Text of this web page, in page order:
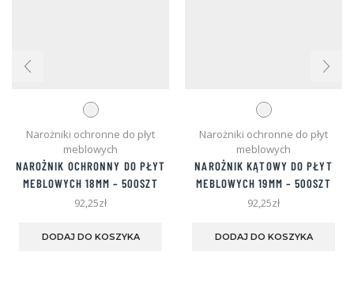
Narożniki ochronne do płyt
meblowych
NAROŻNIK OCHRONNY DO PŁYT
MEBLOWYCH 18MM – 500SZT
92,25zł
DODAJ DO KOSZYKA
Narożniki ochronne do płyt
meblowych
NAROŻNIK KĄTOWY DO PŁYT
MEBLOWYCH 19MM – 500SZT
92,25zł
DODAJ DO KOSZYKA